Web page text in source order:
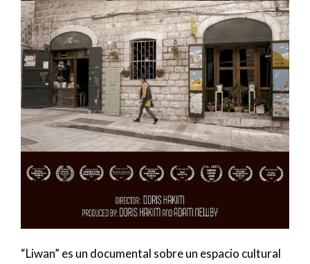
“Liwan” es un documental sobre un espacio cultural